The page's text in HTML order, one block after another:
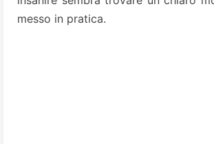
messo in pratica.